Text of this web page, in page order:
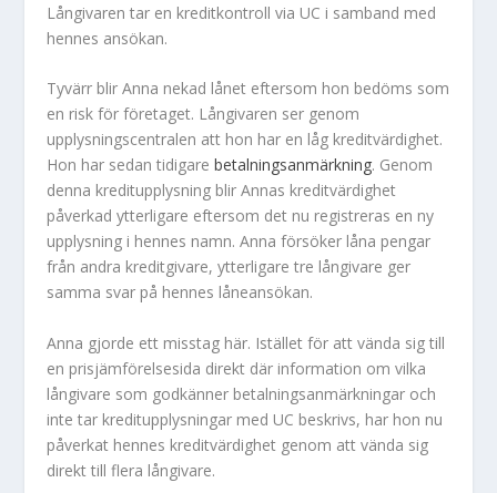
Långivaren tar en kreditkontroll via UC i samband med
hennes ansökan.
Tyvärr blir Anna nekad lånet eftersom hon bedöms som
en risk för företaget. Långivaren ser genom
upplysningscentralen att hon har en låg kreditvärdighet.
Hon har sedan tidigarebetalningsanmärkning. Genom
denna kreditupplysning blir Annas kreditvärdighet
påverkad ytterligare eftersom det nu registreras en ny
upplysning i hennes namn. Anna försöker låna pengar
från andra kreditgivare, ytterligare tre långivare ger
samma svar på hennes låneansökan.
Anna gjorde ett misstag här. Istället för att vända sig till
en prisjämförelsesida direkt där information om vilka
långivare som godkänner betalningsanmärkningar och
inte tar kreditupplysningar med UC beskrivs, har hon nu
påverkat hennes kreditvärdighet genom att vända sig
direkt till flera långivare.